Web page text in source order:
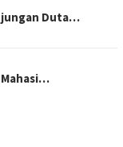
Duta…
Mahasi…